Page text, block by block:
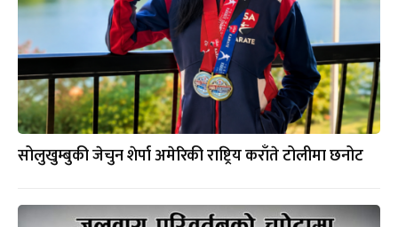
सोलुखुम्बुकी जेचुन शेर्पा अमेरिकी राष्ट्रिय कराँते टोलीमा छनोट